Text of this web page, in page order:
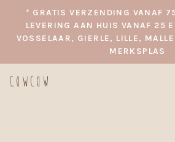
* GRATIS VERZENDING VANAF
LEVERING AAN HUIS VANAF 25
VOSSELAAR, GIERLE, LILLE,
MERKSPLAS